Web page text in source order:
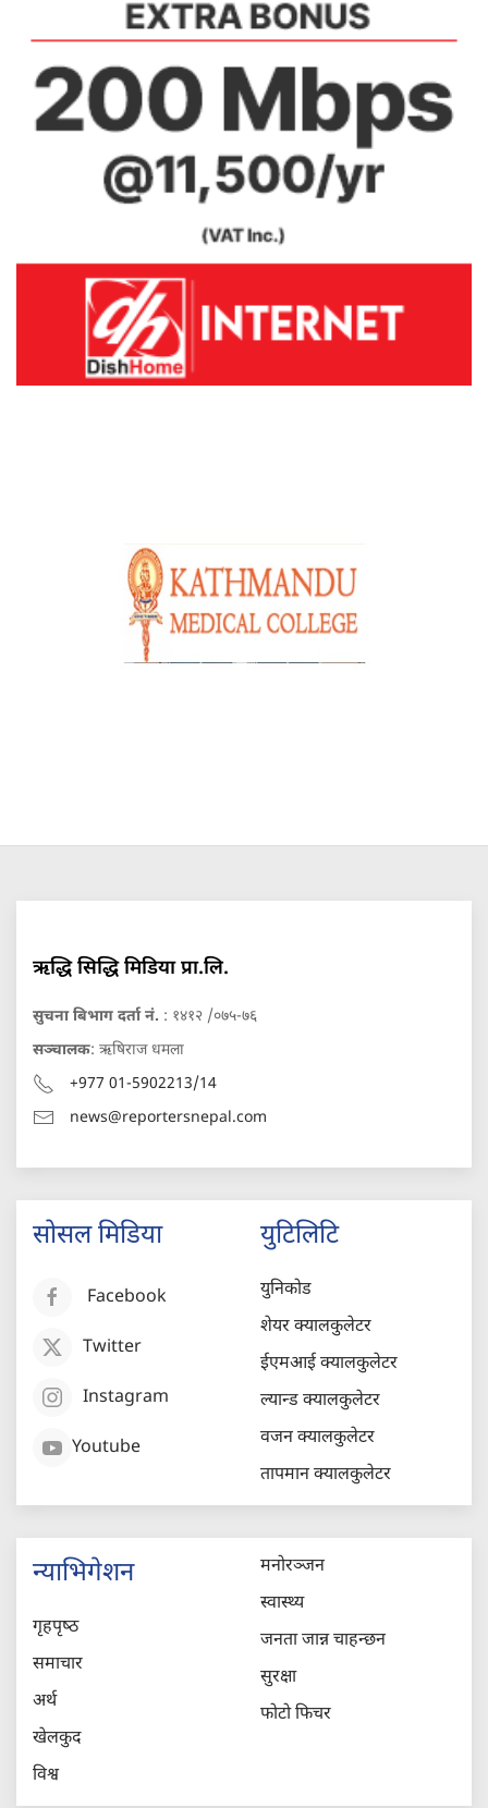
ऋद्धि सिद्धि मिडिया प्रा.लि.
सुचना बिभाग दर्ता नं. : १४१२ /०७५-७६
सञ्चालक: ऋषिराज धमला
+977 01-5902213/14
news@reportersnepal.com
सोसल मिडिया
Facebook
Twitter
Instagram
Youtube
युटिलिटि
युनिकोड
शेयर क्यालकुलेटर
ईएमआई क्यालकुलेटर
ल्यान्ड क्यालकुलेटर
वजन क्यालकुलेटर
तापमान क्यालकुलेटर
न्याभिगेशन
गृहपृष्‍ठ
समाचार
अर्थ
खेलकुद
विश्व
मनोरञ्जन
स्वास्थ्य
जनता जान्न चाहन्छन
सुरक्षा
फोटो फिचर